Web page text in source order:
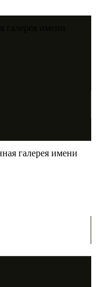
галерея имени